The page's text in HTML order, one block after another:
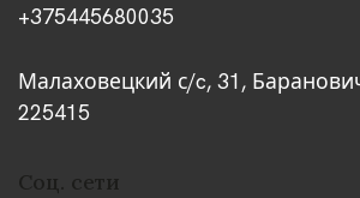
+375445680035
Малаховецкий с/c, 31,
225415
Соц. сети